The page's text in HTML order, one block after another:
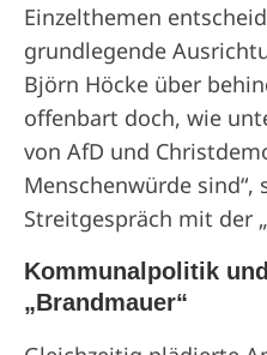
Einzelthemen
grundlegende
Björn Höcke über
offenbart doch, wie
von AfD und
Menschenwürde
Streitgespräch mit der
Kommunalpolitik
„Brandmauer“